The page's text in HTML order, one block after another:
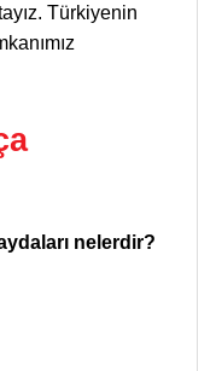
Türkiyenin
nelerdir?